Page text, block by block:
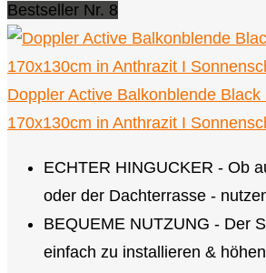
Bestseller Nr. 8
Doppler Active Balkonblende Black
170x130cm in Anthrazit I
ECHTER HINGUCKER - Ob
oder der Dachterrasse -
BEQUEME NUTZUNG - Der
einfach zu installieren &